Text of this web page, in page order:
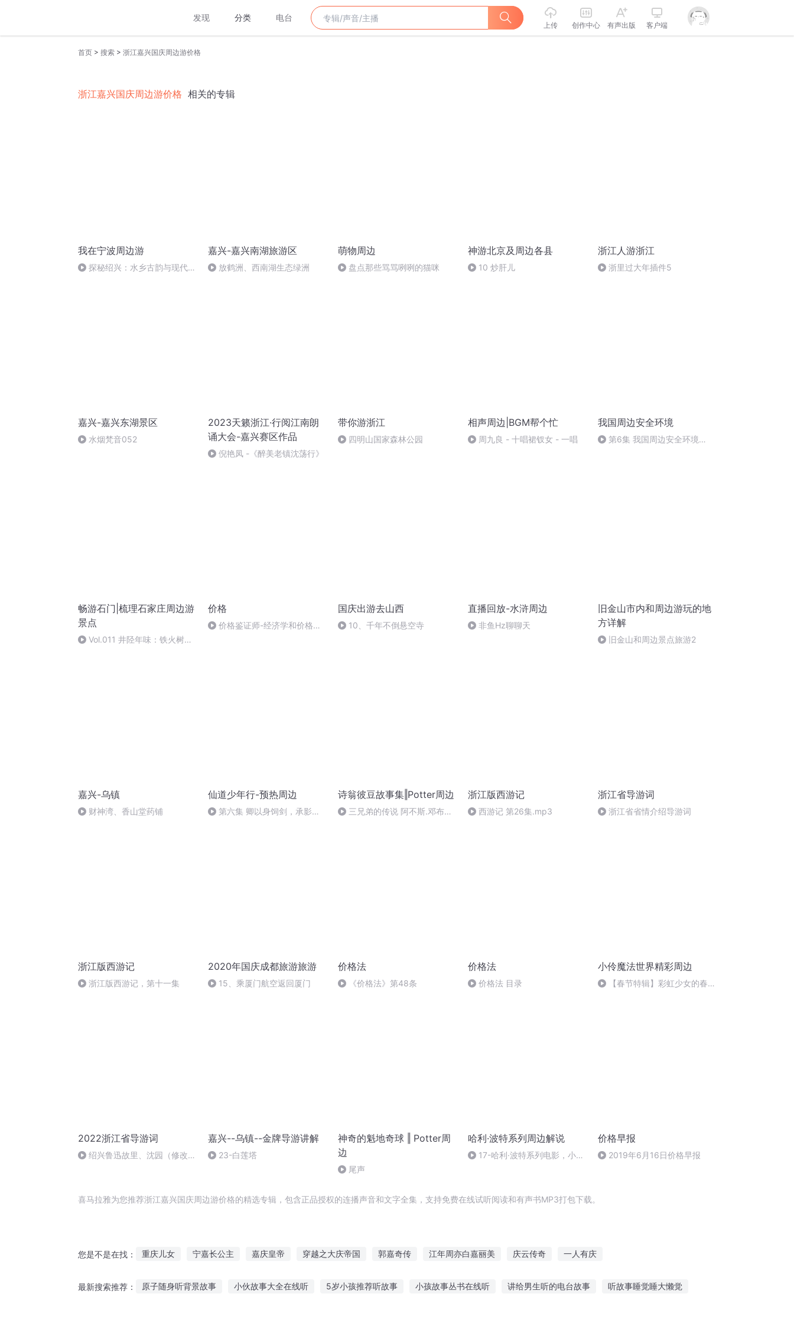
发现 分类 电台
上传 创作中心 有声出版 客户端
首页 > 搜索 > 浙江嘉兴国庆周边游价格
浙江嘉兴国庆周边游价格 相关的专辑
我在宁波周边游
探秘绍兴：水乡古韵与现代魅
嘉兴-嘉兴南湖旅游区
放鹤洲、西南湖生态绿洲
萌物周边
盘点那些骂骂咧咧的猫咪
神游北京及周边各县
10 炒肝儿
浙江人游浙江
浙里过大年插件5
嘉兴-嘉兴东湖景区
水烟梵音052
2023天籁浙江·行阅江南朗
诵大会-嘉兴赛区作品
倪艳凤 -《醉美老镇沈荡行》
带你游浙江
四明山国家森林公园
相声周边|BGM帮个忙
周九良 - 十唱裙钗女 - 一唱
我国周边安全环境
第6集 我国周边安全环境
畅游石门|梳理石家庄周边游
景点
Vol.011 井陉年味：铁火树
价格
价格鉴证师-经济学和价格学
国庆出游去山西
10、千年不倒悬空寺
直播回放-水浒周边
非鱼Hz聊聊天
旧金山市内和周边游玩的地
方详解
旧金山和周边景点旅游2
嘉兴-乌镇
财神湾、香山堂药铺
仙道少年行-预热周边
第六集 卿以身饲剑，承影初
诗翁彼豆故事集‖Potter周边
三兄弟的传说 阿不斯.邓布利
浙江版西游记
西游记 第26集.mp3
浙江省导游词
浙江省省情介绍导游词
浙江版西游记
浙江版西游记，第十一集
2020年国庆成都旅游旅游
15、乘厦门航空返回厦门
价格法
《价格法》第48条
价格法
价格法 目录
小伶魔法世界精彩周边
【春节特辑】彩虹少女的春节
2022浙江省导游词
绍兴鲁迅故里、沈园（修改
嘉兴--乌镇--金牌导游讲解
23-白莲塔
神奇的魁地奇球 ‖ Potter周
边
尾声
哈利·波特系列周边解说
17-哈利·波特系列电影，小演
价格早报
2019年6月16日价格早报
喜马拉雅为您推荐浙江嘉兴国庆周边游价格的精选专辑，包含正品授权的连播声音和文字全集，支持免费在线试听阅读和有声书MP3打包下载。
您是不是在找： 重庆儿女 宁嘉长公主 嘉庆皇帝 穿越之大庆帝国 郭嘉奇传 江年周亦白嘉丽美 庆云传奇 一人有庆
最新搜索推荐： 原子随身听背景故事 小伙故事大全在线听 5岁小孩推荐听故事 小孩故事丛书在线听 讲给男生听的电台故事 听故事睡觉睡大懒觉